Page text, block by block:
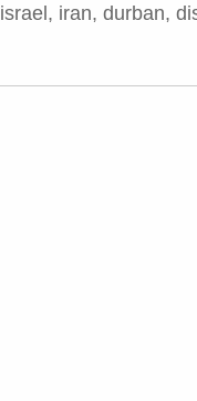
israel, iran, durban,